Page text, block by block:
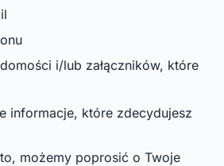
i/lub załączników, które
informacje, które zdecydujesz
możemy poprosić o Twoje